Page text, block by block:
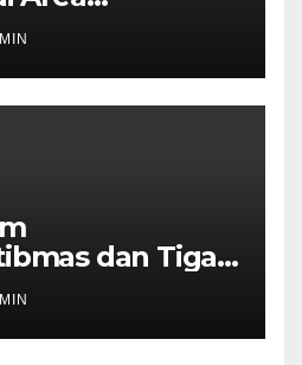
Polisi
Ada Tanda
dan Tiga
Ungaran
Warga
Ronda